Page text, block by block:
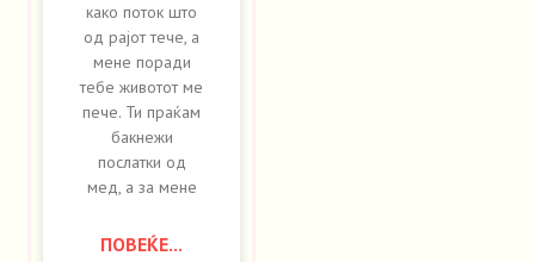
како поток што
од рајот тече, а
мене поради
тебе животот ме
пече. Ти праќам
бакнежи
послатки од
мед, а за мене
ПОВЕЌЕ...